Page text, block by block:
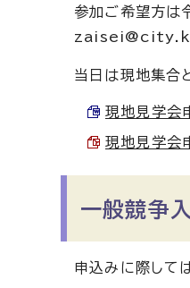
参加ご希望方は
当日は現地集合
現地見学会
現地見学会
一般競争
申込みに際して